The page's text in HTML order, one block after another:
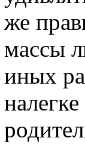
же
массы
иных